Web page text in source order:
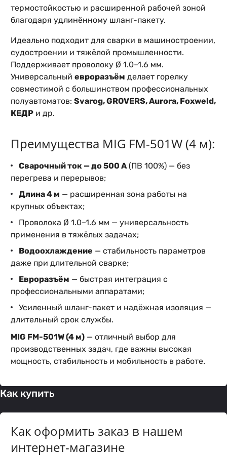
термостойкостью и расширенной рабочей зоной
благодаря удлинённому шланг-пакету.
Идеально подходит для сварки в машиностроении,
судостроении и тяжёлой промышленности.
Поддерживает проволоку Ø 1.0–1.6 мм.
Универсальный евроразъём делает горелку
совместимой с большинством профессиональных
полуавтоматов: Svarog, GROVERS, Aurora, Foxweld,
КЕДР и др.
Преимущества MIG FM-501W (4 м):
Сварочный ток — до 500 А(ПВ 100%) — без
перегрева и перерывов;
Длина 4 м — расширенная зона работы на
крупных объектах;
Проволока Ø 1.0–1.6 мм — универсальность
применения в тяжёлых задачах;
Водоохлаждение — стабильность параметров
даже при длительной сварке;
Евроразъём — быстрая интеграция с
профессиональными аппаратами;
Усиленный шланг-пакет и надёжная изоляция —
длительный срок службы.
MIG FM-501W (4 м) — отличный выбор для
производственных задач, где важны высокая
мощность, стабильность и мобильность в работе.
Как купить
Как оформить заказ в нашем
интернет-магазине